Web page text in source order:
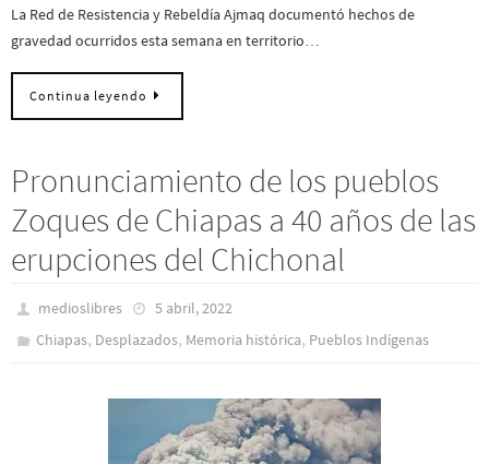
La Red de Resistencia y Rebeldía Ajmaq documentó hechos de
gravedad ocurridos esta semana en territorio…
Continua leyendo
Pronunciamiento de los pueblos
Zoques de Chiapas a 40 años de las
erupciones del Chichonal
medioslibres
5 abril, 2022
Chiapas, Desplazados, Memoria histórica, Pueblos Indí­genas